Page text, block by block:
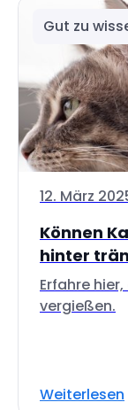
Gut zu
12. März
Können
hinter
Erfahre
vergießen.
Weiterlesen